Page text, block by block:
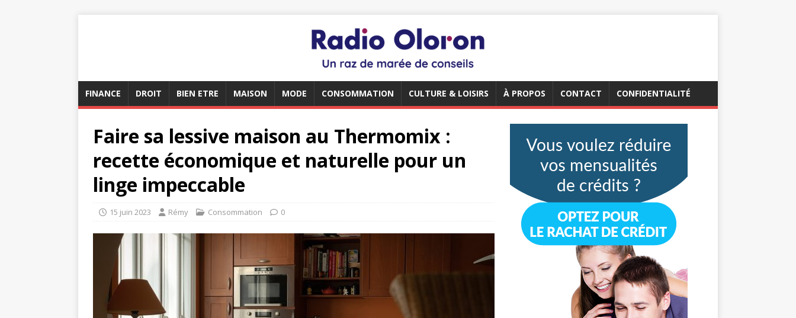
FINANCE DROIT BIEN ETRE MAISON MODE CONSOMMATION CULTURE & LOISIRS À PROPOS CONTACT CONFIDENTIALITÉ
Faire sa lessive maison au Thermomix :
recette économique et naturelle pour un
linge impeccable
15 juin 2023 Rémy Consommation 0